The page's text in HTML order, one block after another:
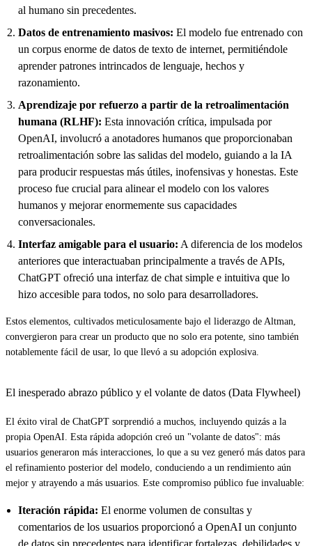
al humano sin precedentes.
Datos de entrenamiento masivos: El modelo fue entrenado con
un corpus enorme de datos de texto de internet, permitiéndole
aprender patrones intrincados de lenguaje, hechos y
razonamiento.
Aprendizaje por refuerzo a partir de la retroalimentación
humana (RLHF): Esta innovación crítica, impulsada por
OpenAI, involucró a anotadores humanos que proporcionaban
retroalimentación sobre las salidas del modelo, guiando a la IA
para producir respuestas más útiles, inofensivas y honestas. Este
proceso fue crucial para alinear el modelo con los valores
humanos y mejorar enormemente sus capacidades
conversacionales.
Interfaz amigable para el usuario: A diferencia de los modelos
anteriores que interactuaban principalmente a través de APIs,
ChatGPT ofreció una interfaz de chat simple e intuitiva que lo
hizo accesible para todos, no solo para desarrolladores.
Estos elementos, cultivados meticulosamente bajo el liderazgo de Altman,
convergieron para crear un producto que no solo era potente, sino también
notablemente fácil de usar, lo que llevó a su adopción explosiva.
El inesperado abrazo público y el volante de datos (Data Flywheel)
El éxito viral de ChatGPT sorprendió a muchos, incluyendo quizás a la
propia OpenAI. Esta rápida adopción creó un "volante de datos": más
usuarios generaron más interacciones, lo que a su vez generó más datos para
el refinamiento posterior del modelo, conduciendo a un rendimiento aún
mejor y atrayendo a más usuarios. Este compromiso público fue invaluable:
Iteración rápida: El enorme volumen de consultas y
comentarios de los usuarios proporcionó a OpenAI un conjunto
de datos sin precedentes para identificar fortalezas, debilidades y